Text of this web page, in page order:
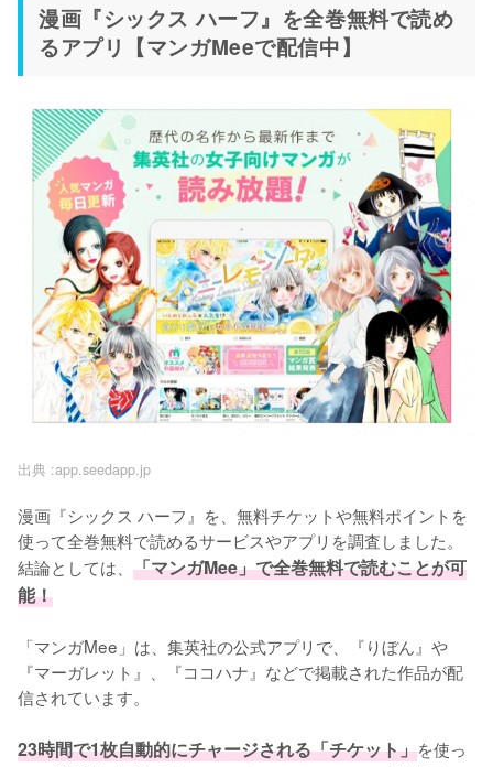
漫画『シックス ハーフ』を全巻無料で読め
るアプリ【マンガMeeで配信中】
出典 :app.seedapp.jp
漫画『シックス ハーフ』を、無料チケットや無料ポイントを
使って全巻無料で読めるサービスやアプリを調査しました。
結論としては、 「マンガMee」で全巻無料で読むことが可
能！
「マンガMee」は、集英社の公式アプリで、『りぼん』や
『マーガレット』、『ココハナ』などで掲載された作品が配
信されています。
23時間で1枚自動的にチャージされる「チケット」を使っ